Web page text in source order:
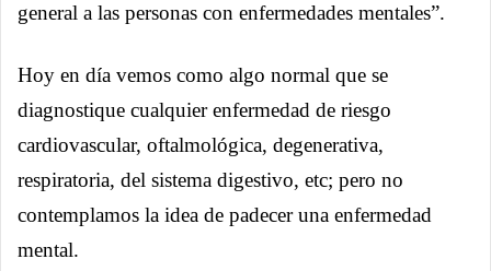
general a las personas con enfermedades mentales”.
Hoy en día vemos como algo normal que se
diagnostique cualquier enfermedad de riesgo
cardiovascular, oftalmológica, degenerativa,
respiratoria, del sistema digestivo, etc; pero no
contemplamos la idea de padecer una enfermedad
mental.